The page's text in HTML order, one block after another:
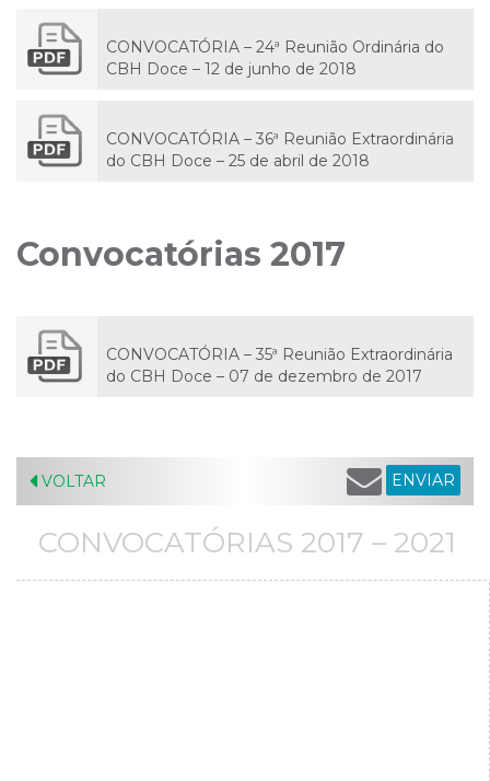
CONVOCATÓRIA – 24ª Reunião Ordinária do
CBH Doce – 12 de junho de 2018
CONVOCATÓRIA – 36ª Reunião Extraordinária
do CBH Doce – 25 de abril de 2018
Convocatórias 2017
CONVOCATÓRIA – 35ª Reunião Extraordinária
do CBH Doce – 07 de dezembro de 2017
VOLTAR ENVIAR
CONVOCATÓRIAS 2017 – 2021